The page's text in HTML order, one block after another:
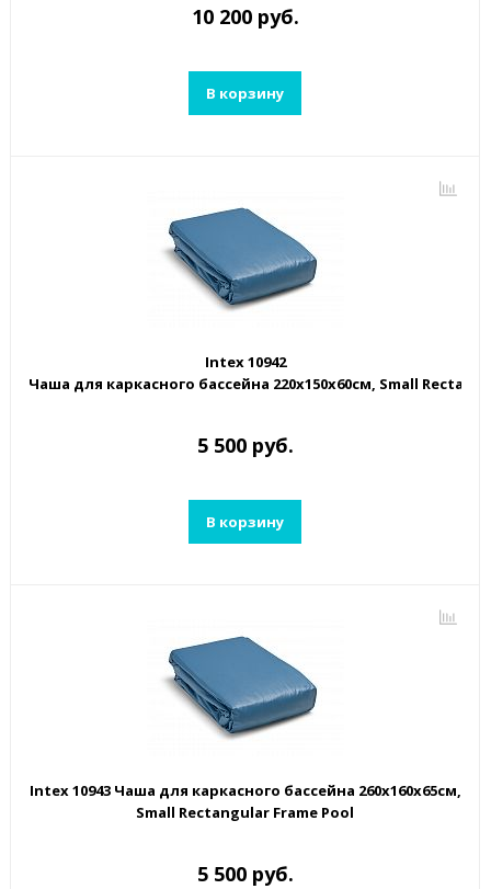
10 200 руб.
В корзину
Intex 10942
Чаша для каркасного бассейна 220x150x60см, Small
5 500 руб.
В корзину
Intex 10943 Чаша для каркасного бассейна 260х160х65см,
Small Rectangular Frame Pool
5 500 руб.